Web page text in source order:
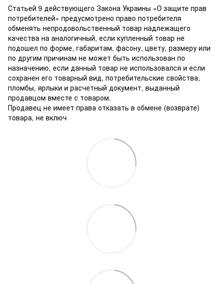
Статьей 9 действующего Закона Украины «О защите прав
потребителей» предусмотрено право потребителя
обменять непродовольственный товар надлежащего
качества на аналогичный, если купленный товар не
подошел по форме, габаритам, фасону, цвету, размеру или
по другим причинам не может быть использован по
назначению, если данный товар не использовался и если
сохранен его товарный вид, потребительские свойства,
пломбы, ярлыки и расчетный документ, выданный
продавцом вместе с товаром.
Продавец не имеет права отказать в обмене (возврате)
товара, не включ